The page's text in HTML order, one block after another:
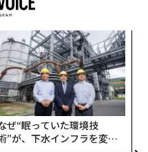
ぜ“眠っていた環境技
”が、下水インフラを変え